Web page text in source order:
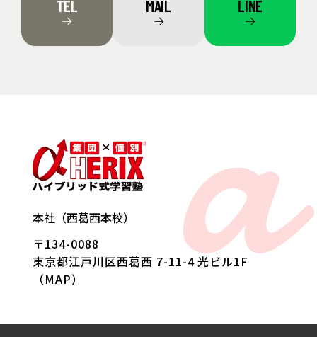
TEL
→
MAIL
→
LINE
→
本社（西葛西本校）
〒134-0088
東京都江戸川区西葛西 7-11-4 光ビル1F
（MAP） a